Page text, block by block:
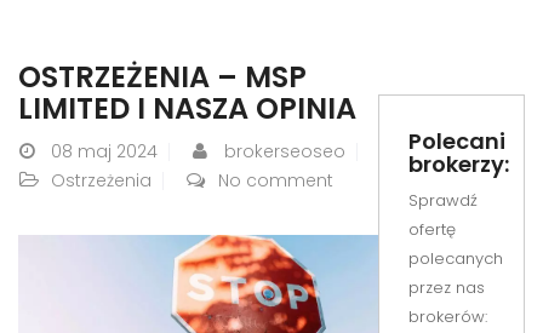
OSTRZEŻENIA – MSP
LIMITED I NASZA OPINIA
08 maj 2024
brokerseoseo
Ostrzeżenia
No comment
Polecani
brokerzy:
Sprawdź
ofertę
polecanych
przez nas
brokerów: